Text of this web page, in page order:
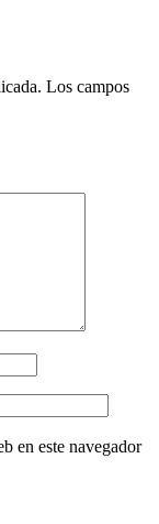
Los campos
en este navegador